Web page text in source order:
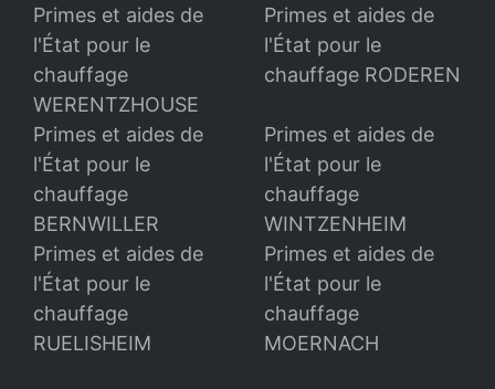
Primes et aides de
l'État pour le
chauffage
WERENTZHOUSE
Primes et aides de
l'État pour le
chauffage RODEREN
Primes et aides de
l'État pour le
chauffage
BERNWILLER
Primes et aides de
l'État pour le
chauffage
WINTZENHEIM
Primes et aides de
l'État pour le
chauffage
RUELISHEIM
Primes et aides de
l'État pour le
chauffage
MOERNACH